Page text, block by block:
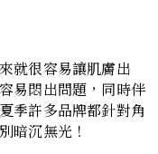
就很容易讓肌膚出
易悶出問題，同時伴
季許多品牌都針對角
暗沉無光！